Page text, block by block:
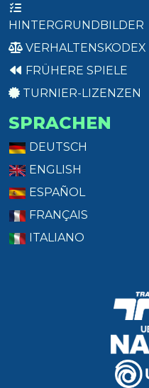
HINTERGRUNDBILDER
VERHALTENSKODEX
FRÜHERE SPIELE
TURNIER-LIZENZEN
SPRACHEN
DEUTSCH
ENGLISH
ESPAÑOL
FRANÇAIS
ITALIANO